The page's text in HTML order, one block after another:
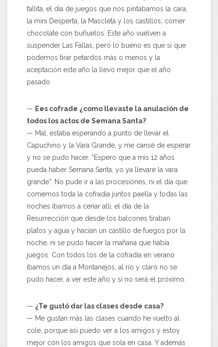
fallita, el día de juegos que nos pintábamos la cara,
la mini Despertà, la Mascletà y los castillos, comer
chocolate con buñuelos. Este año vuelven a
suspender Las Fallas, pero lo bueno es que sí que
podemos tirar petardos más o menos y la
aceptación este año la llevo mejor que el año
pasado
— Ees cofrade ¿como llevaste la anulación de
todos los actos de Semana Santa?
— Mal, estaba esperando a punto de llevar el
Capuchino y la Vara Grande, y me cansé de esperar
y no se pudo hacer. “Espero que a mis 12 años
pueda haber Semana Santa, yo ya llevare la vara
grande”. No pude ir a las procesiones, ni el día que
comemos toda la cofradía juntos paella y todas las
noches íbamos a cenar allí, el día de la
Resurrección que desde los balcones tiraban
platos y agua y hacían un castillo de fuegos por la
noche, ni se pudo hacer la mañana que había
juegos. Con todos los de la cofradía en verano
íbamos un día a Montanejos, al río y claro no se
pudo hacer, a ver este año y si no será el próximo.
— ¿Te gustó dar las clases desde casa?
— Me gustan más las clases cuando he vuelto al
cole, porque así puedo ver a los amigos y estoy
mejor con los amigos que sola en casa. Y además